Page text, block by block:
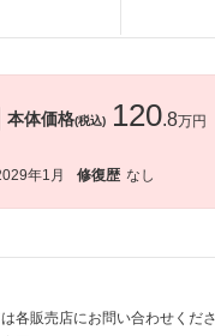
本体価格(税込) 120.8万円
年1月 修復歴 なし
各販売店にお問い合わせくださ